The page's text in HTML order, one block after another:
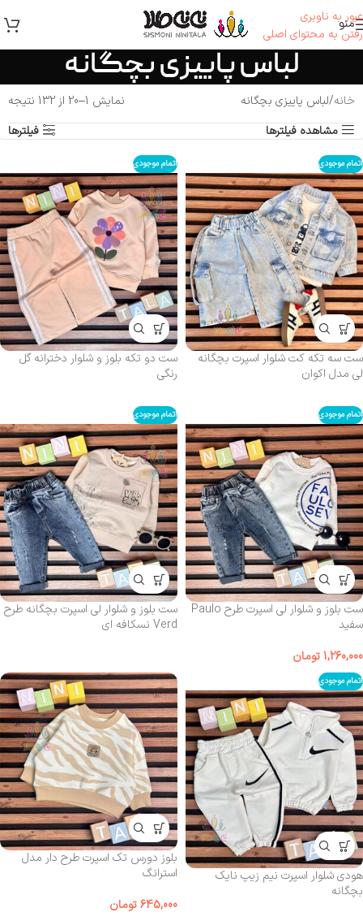
عبور به ناوبری
رفتن به محتوای اصلی
منو
لباس پاییزی بچگانه
خانه لباس پاییزی بچگانه
نمایش 1–20 از 132 نتیجه
مشاهده فیلترها
فیلترها
اتمام موجودی
ست سه تکه کت شلوار اسپرت بچگانه
لی مدل اکوان
اتمام موجودی
ست دو تکه بلوز و شلوار دخترانه گل
رنگی
اتمام موجودی
ست بلوز و شلوار لی اسپرت طرح Paulo
سفید
1,260,000 تومان
اتمام موجودی
ست بلوز و شلوار لی اسپرت بچگانه طرح
Verd نسکافه‌ ای
اتمام موجودی
هودی شلوار اسپرت نیم زیپ نایک
بچگانه
بلوز دورس تک اسپرت طرح‌ دار مدل
استرانگ
645,000تومان